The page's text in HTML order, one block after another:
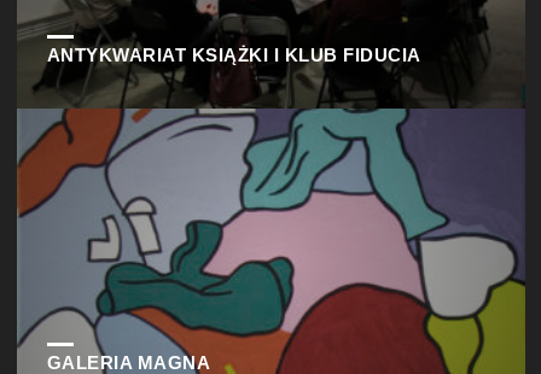
ANTYKWARIAT KSIĄŻKI I KLUB FIDUCIA
GALERIA MAGNA